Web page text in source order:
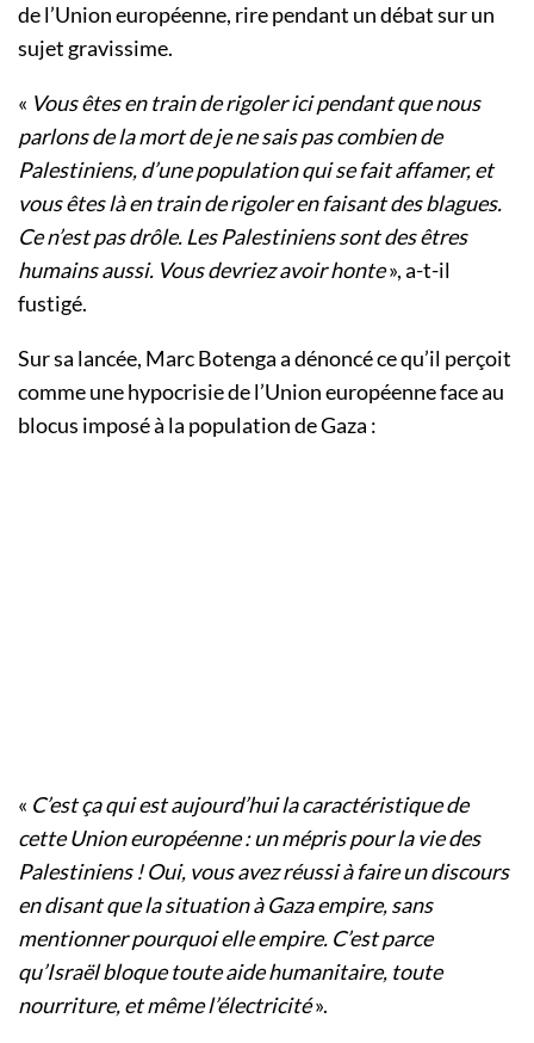
de l’Union européenne, rire pendant un débat sur un
sujet gravissime.
« Vous êtes en train de rigoler ici pendant que nous
parlons de la mort de je ne sais pas combien de
Palestiniens, d’une population qui se fait affamer, et
vous êtes là en train de rigoler en faisant des blagues.
Ce n’est pas drôle. Les Palestiniens sont des êtres
humains aussi. Vous devriez avoir honte», a-t-il
fustigé.
Sur sa lancée, Marc Botenga a dénoncé ce qu’il perçoit
comme une hypocrisie de l’Union européenne face au
blocus imposé à la population de Gaza :
« C’est ça qui est aujourd’hui la caractéristique de
cette Union européenne : un mépris pour la vie des
Palestiniens ! Oui, vous avez réussi à faire un discours
en disant que la situation à Gaza empire, sans
mentionner pourquoi elle empire. C’est parce
qu’Israël bloque toute aide humanitaire, toute
nourriture, et même l’électricité».